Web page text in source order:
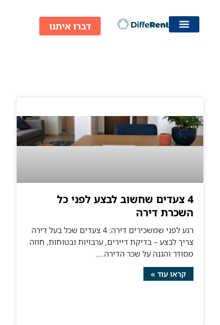
דברו איתנו
4 צעדים שחשוב לבצע לפני כל
השכרת דירה
רגע לפני שמשכירים דירה: 4 צעדים שכל בעל דירה
צריך לבצע – בדיקת דיירים, ערבויות ובטוחות, חוזה
מסודר והגנה על שכר הדירה.
קראו עוד »